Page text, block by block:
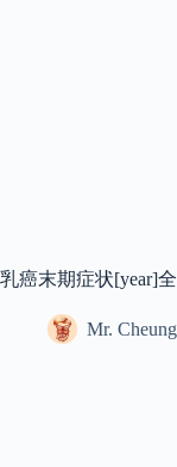
乳癌末期症状[year]
Mr. Cheung